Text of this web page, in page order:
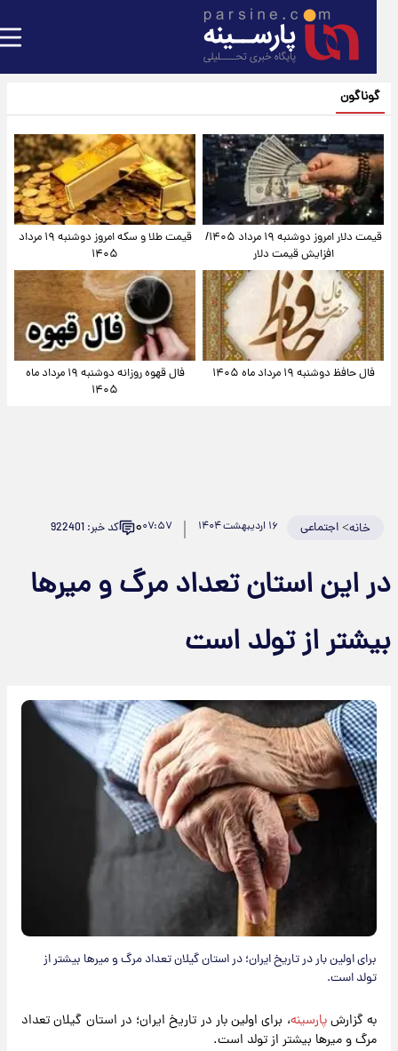
گوناگون
قیمت دلار امروز دوشنبه ۱۹ مرداد ۱۴۰۵/
افزایش قیمت دلار
قیمت طلا و سکه امروز دوشنبه ۱۹ مرداد
۱۴۰۵
فال حافظ دوشنبه ۱۹ مرداد ماه ۱۴۰۵
فال قهوه روزانه دوشنبه ۱۹ مرداد ماه
۱۴۰۵
خانه>اجتماعی ۰۷:۵۷۰ کد خبر: 922401
این استان تعداد مرگ و میرها
از تولد است
​برای اولین بار در تاریخ ایران؛ در استان گیلان تعداد مرگ و میرها بیشتر از
تولد است.
به گزارشپارسینه، برای اولین بار در تاریخ ایران؛ در استان گیلان تعداد
مرگ و میرها بیشتر از تولد است.